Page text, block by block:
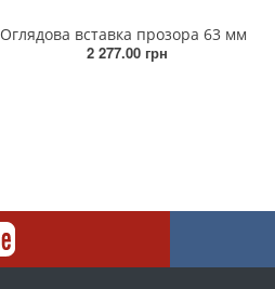
Оглядова вставка прозора 63 мм
2 277.00 грн